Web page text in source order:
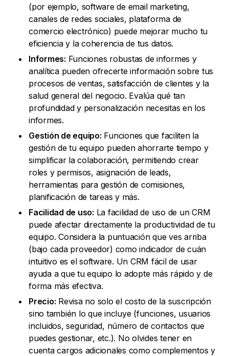
(por ejemplo, software de email marketing,
canales de redes sociales, plataforma de
comercio electrónico) puede mejorar mucho tu
eficiencia y la coherencia de tus datos.
Informes: Funciones robustas de informes y
analítica pueden ofrecerte información sobre tus
procesos de ventas, satisfacción de clientes y la
salud general del negocio. Evalúa qué tan
profundidad y personalización necesitas en los
informes.
Gestión de equipo: Funciones que faciliten la
gestión de tu equipo pueden ahorrarte tiempo y
simplificar la colaboración, permitiendo crear
roles y permisos, asignación de leads,
herramientas para gestión de comisiones,
planificación de tareas y más.
Facilidad de uso: La facilidad de uso de un CRM
puede afectar directamente la productividad de tu
equipo. Considera la puntuación que ves arriba
(bajo cada proveedor) como indicador de cuán
intuitivo es el software. Un CRM fácil de usar
ayuda a que tu equipo lo adopte más rápido y de
forma más efectiva.
Precio: Revisa no solo el costo de la suscripción
sino también lo que incluye (funciones, usuarios
incluidos, seguridad, número de contactos que
puedes gestionar, etc.). No olvides tener en
cuenta cargos adicionales como complementos y